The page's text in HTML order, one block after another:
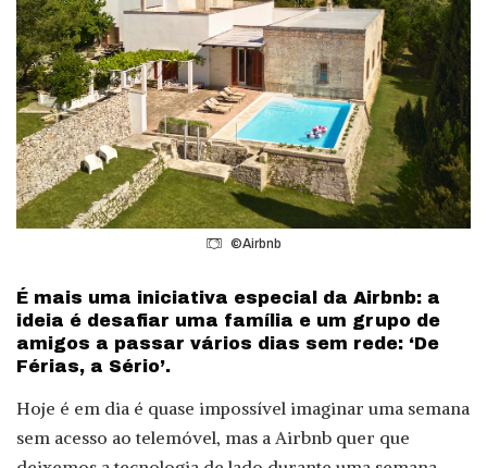
©Airbnb
É mais uma iniciativa especial da Airbnb: a
ideia é desafiar uma família e um grupo de
amigos a passar vários dias sem rede: ‘De
Férias, a Sério’.
Hoje é em dia é quase impossível imaginar uma semana
sem acesso ao telemóvel, mas a Airbnb quer que